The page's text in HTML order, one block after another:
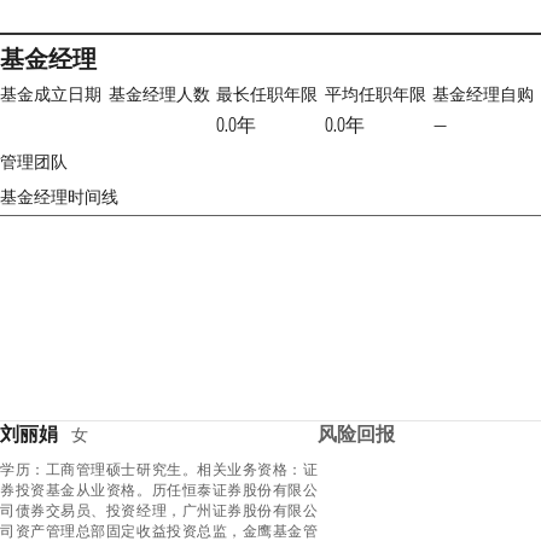
基金经理
基金成立日期 基金经理人数 最长任职年限
0.0年
平均任职年限
0.0年
基金经理自购
—
管理团队
基金经理时间线
刘丽娟 女
学历：工商管理硕士研究生。相关业务资格：证
券投资基金从业资格。历任恒泰证券股份有限公
司债券交易员、投资经理，广州证券股份有限公
司资产管理总部固定收益投资总监，金鹰基金管
风险回报